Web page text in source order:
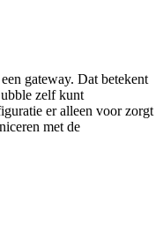
gateway. Dat betekent
zelf kunt
er alleen voor zorgt
met de